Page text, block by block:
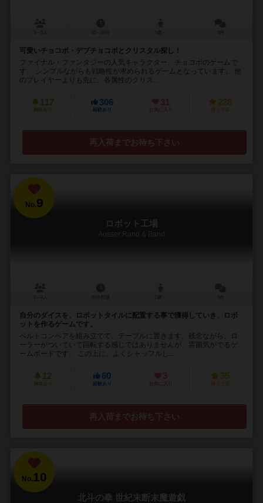
可愛いチョコボ・デブチョコボとクリスタル探し！
ファイナル・ファンタジーの人気キャラクター、チョコボのゲームで
す。 シンプルながらも戦略性が求められるゲームとなっています。 他
のプレイヤーよりも先に、各属性のクリス...
117
興味あり
306
経験あり
31
お気に入り
228
持ってる
再入荷までお待ち下さい
No.9
ロボット工場
Ausser Rand & Band
自分のダイスを、ロボットタイルに配置する事で獲得していき、ロボ
ットを作るゲームです。
ベルトコンベアを組み立てて、テーブルに置きます。残念ながら、ロ
ーラーがついていて回転する感じではありませんが、雰囲気がでるゲ
ームボードです。 この上に、よくシャッフルし...
12
興味あり
60
経験あり
3
お気に入り
35
持ってる
再入荷までお待ち下さい
No. 10
北斗の拳 世紀末断末魔遊戯